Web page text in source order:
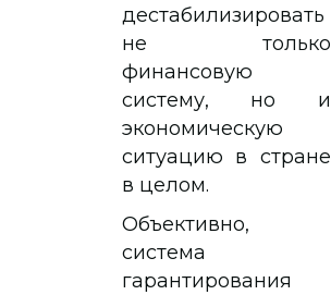
дестабилизировать
не только
финансовую
систему, но и
экономическую
ситуацию в стране
в целом.
Объективно,
система
гарантирования